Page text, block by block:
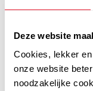
Deze website
Cookies, lekker
onze website
noodzakelijke